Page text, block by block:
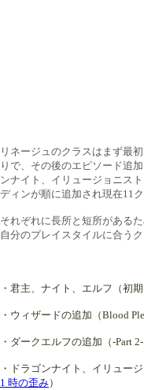
リネージュのクラスはまず最
りで、その後のエピソード追
ンナイト、イリュージョニス
ディンが順に追加され現在11
それぞれに長所と短所がある
自分のプレイスタイルに合う
・君主、ナイト、エルフ（初期
・ウィザードの追加（Blood
・ダークエルフの追加（-Part
・ドラゴンナイト、イリュー
1 時の歪み）